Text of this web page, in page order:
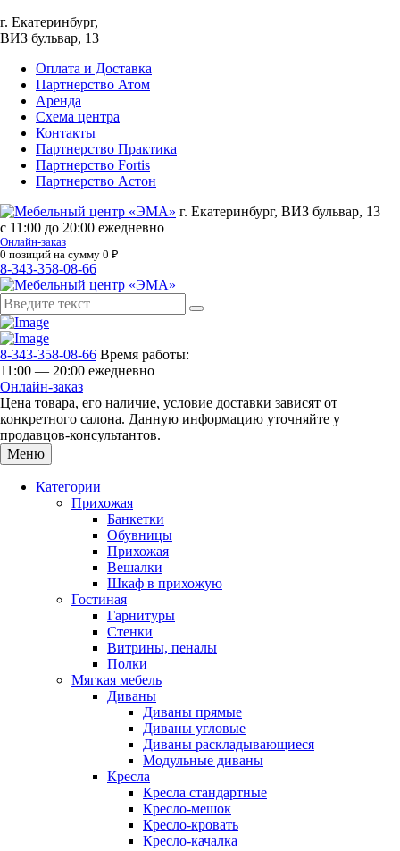
г. Екатеринбург,
ВИЗ бульвар, 13
Оплата и Доставка
Партнерство Атом
Аренда
Схема центра
Контакты
Партнерство Практика
Партнерство Fortis
Партнерство Астон
г. Екатеринбург, ВИЗ бульвар, 13
с 11:00 до 20:00 ежедневно
Онлайн-заказ
0 позиций на сумму 0 ₽
8-343-358-08-66
8-343-358-08-66 Время работы:
11:00 — 20:00 ежедневно
Онлайн-заказ
Цена товара, его наличие, условие доставки зависят от
конкретного салона. Данную информацию уточняйте у
продавцов-консультантов.
Меню
Категории
Прихожая
Банкетки
Обувницы
Прихожая
Вешалки
Шкаф в прихожую
Гостиная
Гарнитуры
Стенки
Витрины, пеналы
Полки
Мягкая мебель
Диваны
Диваны прямые
Диваны угловые
Диваны раскладывающиеся
Модульные диваны
Кресла
Кресла стандартные
Кресло-мешок
Кресло-кровать
Кресло-качалка